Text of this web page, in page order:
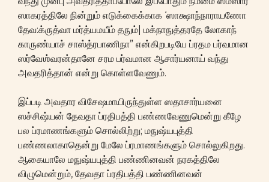
ஸாகரத்திலே நின்றும் எடுக்கைக்காக ‘ஸாக்ஷாந்நாராயணோ
தேவ:க்ருத்வா மர்த்யமயீம் தநும்| மக்நாநுத்தரதே லோகாந்
காருண்யாச் சாஸ்த்ரபாணிநா” என்கிறபடியே ப்ரதம பர்வமான
ஸர்வேஶ்வரன்தானே சரம பர்வமான ஆசார்யனாய் வந்து
அவதரித்தான் என்று கொள்ளவேணும்.
இப்படி அவதார விசேஷமாயிருந்துள்ள ஸதாசார்யனை
ஸச்சிஷ்யன் தேவதா ப்ரதிபத்தி பண்ணவேணுமென்று கீழே
பல ப்ரமாணங்களும் சொல்லிற்று; மநுஷ்யபுத்தி
பண்ணலாகாதென்று மேலே ப்ரமாணங்களும் சொல்லுகிறது.
ஆகையாலே மநுஷ்யபுத்தி பண்ணினவன் நரகத்திலே
விழுமென்றும், தேவதா ப்ரதிபத்தி பண்ணினவன்